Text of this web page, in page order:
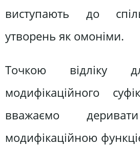
виступають до
утворень як омоніми.
Точкою відліку
модифікаційного
вважаємо
модифікаційною